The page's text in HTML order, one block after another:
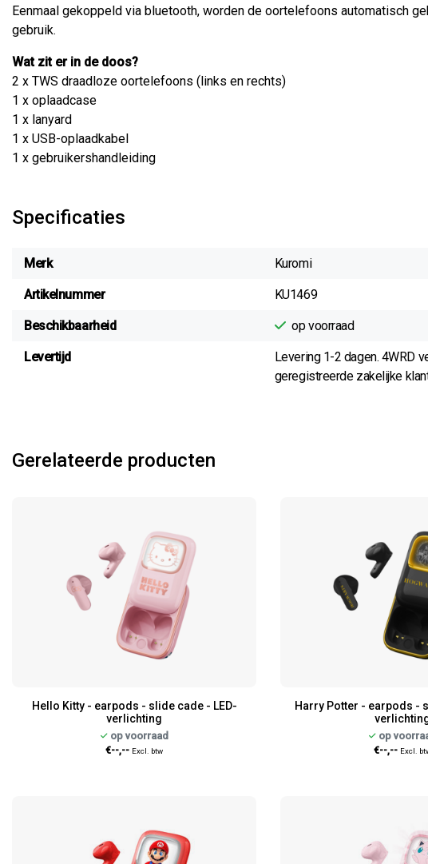
Eenmaal gekoppeld via bluetooth, worden de oortelefoons automatisch
gebruik.
Wat zit er in de doos?
2 x TWS draadloze oortelefoons (links en rechts)
1 x oplaadcase
1 x lanyard
1 x USB-oplaadkabel
1 x gebruikershandleiding
Specificaties
Merk Kuromi
Artikelnummer KU1469
Beschikbaarheid op voorraad
Levertijd
Levering 1-2 dagen. 4WRD
geregistreerde zakelijke
Gerelateerde producten
Hello Kitty - earpods - slide cade - LED-
verlichting
op voorraad
€--,-- Excl. btw
Harry Potter - earpods -
op
€--,-- Excl.